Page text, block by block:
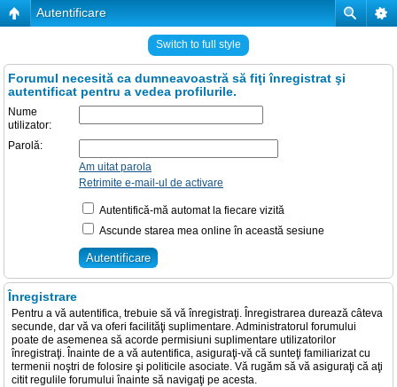
Autentificare
Switch to full style
Forumul necesită ca dumneavoastră să fiţi înregistrat şi
autentificat pentru a vedea profilurile.
Nume
utilizator:
Parolă:
Am uitat parola
Retrimite e-mail-ul de activare
Autentifică-mă automat la fiecare vizită
Ascunde starea mea online în această sesiune
Înregistrare
Pentru a vă autentifica, trebuie să vă înregistraţi. Înregistrarea durează câteva
secunde, dar vă va oferi facilităţi suplimentare. Administratorul forumului
poate de asemenea să acorde permisiuni suplimentare utilizatorilor
înregistraţi. Înainte de a vă autentifica, asiguraţi-vă că sunteţi familiarizat cu
termenii noştri de folosire şi politicile asociate. Vă rugăm să vă asiguraţi că aţi
citit regulile forumului înainte să navigaţi pe acesta.